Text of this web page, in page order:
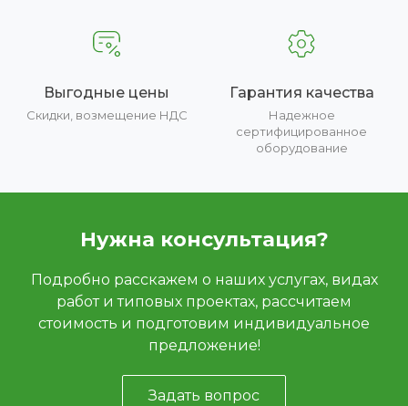
Выгодные цены
Скидки, возмещение НДС
Гарантия качества
Надежное
сертифицированное
оборудование
Нужна консультация?
Подробно расскажем о наших услугах, видах
работ и типовых проектах, рассчитаем
стоимость и подготовим индивидуальное
предложение!
Задать вопрос